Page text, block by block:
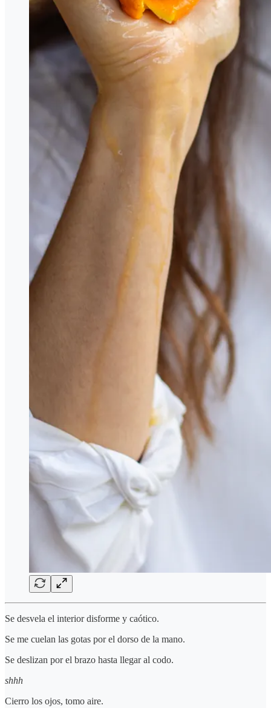
Se desvela el interior disforme y caótico.
Se me cuelan las gotas por el dorso de la mano.
Se deslizan por el brazo hasta llegar al codo.
shhh
Cierro los ojos, tomo aire.